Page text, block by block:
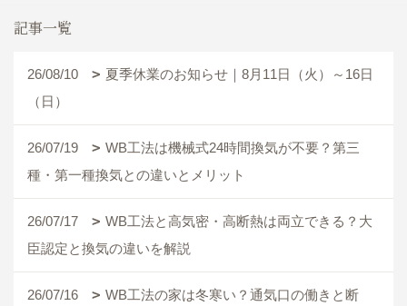
記事一覧
26/08/10
夏季休業のお知らせ｜8月11日（火）～16日
（日）
26/07/19
WB工法は機械式24時間換気が不要？第三
種・第一種換気との違いとメリット
26/07/17
WB工法と高気密・高断熱は両立できる？大
臣認定と換気の違いを解説
26/07/16
WB工法の家は冬寒い？通気口の働きと断